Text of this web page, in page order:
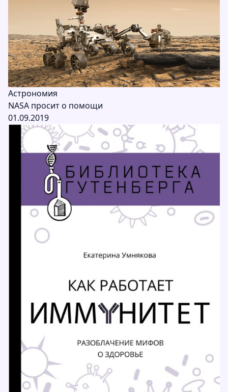
Астрономия
NASA просит о помощи
01.09.2019